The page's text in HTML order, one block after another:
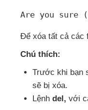
Are you sure
Để xóa tất cả các
Chú thích:
Trước khi bạn
sẽ bị xóa.
Lệnh del, với